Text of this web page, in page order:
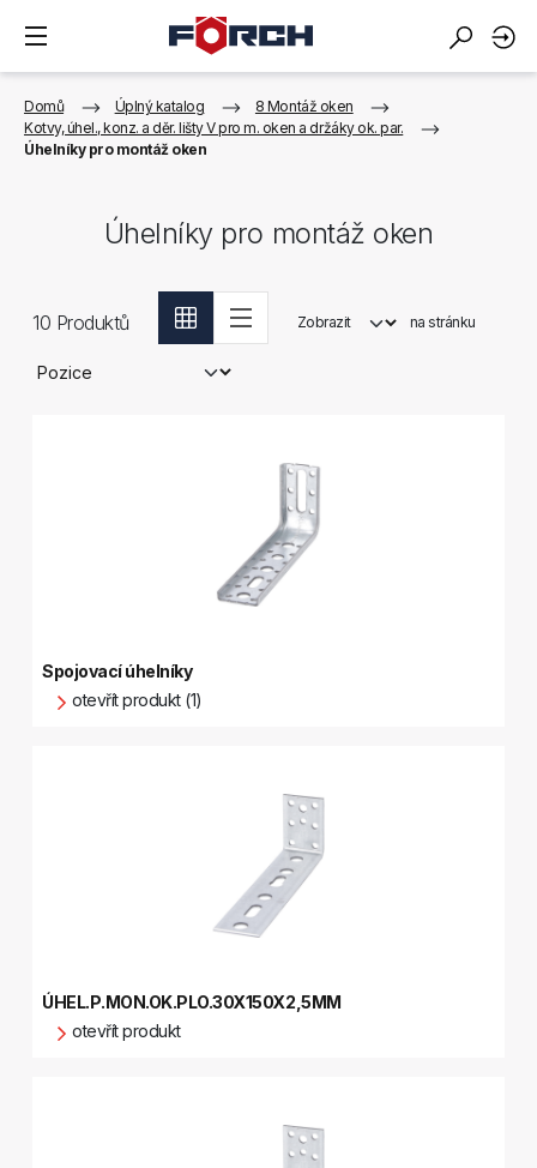
Domů Úplný katalog
8 Montáž oken
Kotvy, úhel., konz. a děr. lišty V pro m. oken a držáky ok. par.
Úhelníky pro montáž oken
Úhelníky pro montáž oken
10 Produktů Zobrazit na stránku
Spojovací úhelníky
otevřít produkt (1)
ÚHEL.P.MON.OK.PLO.30X150X2,5MM
otevřít produkt